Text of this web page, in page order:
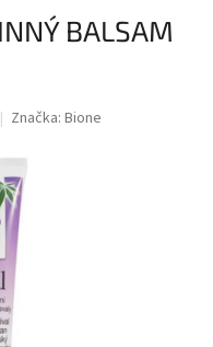
BALSAM
Značka: Bione